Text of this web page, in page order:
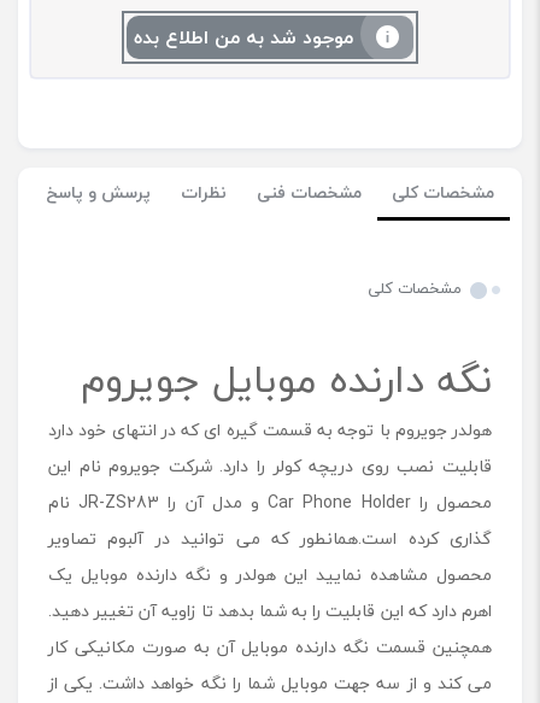
موجود شد به من اطلاع بده
مشخصات کلی مشخصات فنی نظرات پرسش و پاسخ
مشخصات کلی
نگه دارنده موبایل جویروم
هولدر جویروم با توجه به قسمت گیره ای که در انتهای خود دارد
قابلیت نصب روی دریچه کولر را دارد. شرکت جویروم نام این
محصول را Car Phone Holder و مدل آن را JR-ZS283 نام
گذاری کرده است.همانطور که می توانید در آلبوم تصاویر
محصول مشاهده نمایید این هولدر و نگه دارنده موبایل یک
اهرم دارد که این قابلیت را به شما بدهد تا زاویه آن تغییر دهید.
همچنین قسمت نگه دارنده موبایل آن به صورت مکانیکی کار
می کند و از سه جهت موبایل شما را نگه خواهد داشت. یکی از